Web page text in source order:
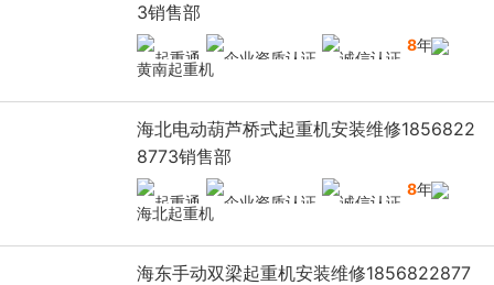
3销售部
8年
黄南起重机
海北电动葫芦桥式起重机安装维修1856822
8773销售部
8年
海北起重机
海东手动双梁起重机安装维修1856822877